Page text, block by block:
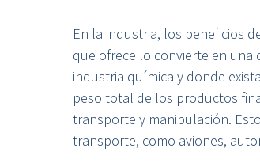
En la industria, los beneficios
que ofrece lo convierte en una
industria química y donde
peso total de los productos
transporte y manipulación.
transporte, como aviones,